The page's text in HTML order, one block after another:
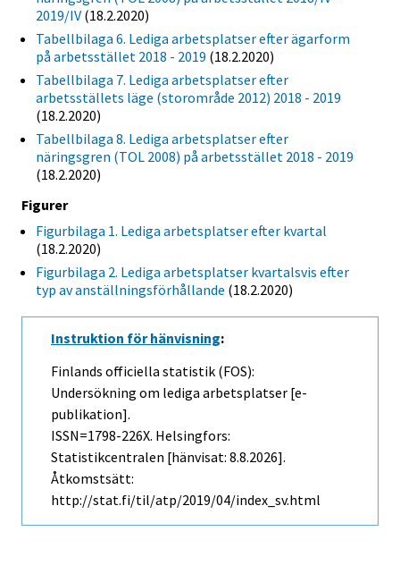
2019/IV (18.2.2020)
Tabellbilaga 6. Lediga arbetsplatser efter ägarform
på arbetsstället 2018 - 2019 (18.2.2020)
Tabellbilaga 7. Lediga arbetsplatser efter
arbetsställets läge (storområde 2012) 2018 - 2019
(18.2.2020)
Tabellbilaga 8. Lediga arbetsplatser efter
näringsgren (TOL 2008) på arbetsstället 2018 - 2019
(18.2.2020)
Figurer
Figurbilaga 1. Lediga arbetsplatser efter kvartal
(18.2.2020)
Figurbilaga 2. Lediga arbetsplatser kvartalsvis efter
typ av anställningsförhållande (18.2.2020)
Instruktion för hänvisning:
Finlands officiella statistik (FOS):
Undersökning om lediga arbetsplatser [e-
publikation].
ISSN=1798-226X. Helsingfors:
Statistikcentralen [hänvisat: 8.8.2026].
Åtkomstsätt:
http://stat.fi/til/atp/2019/04/index_sv.html